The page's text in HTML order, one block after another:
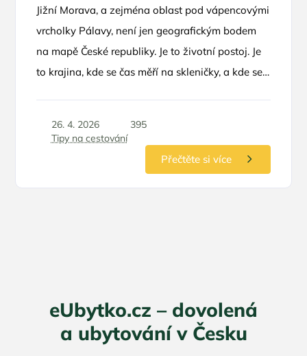
Jižní Morava, a zejména oblast pod vápencovými
vrcholky Pálavy, není jen geografickým bodem
na mapě České republiky. Je to životní postoj. Je
to krajina, kde se čas měří na skleničky, a kde se
koloběhu, není lepší volby než se ubytovat přímo
u zdroje – v penzionech, které jsou přímou
součástí vinných sklípků. Tento zážitek v sobě
26. 4. 2026
395
Tipy na cestování
Přečtěte si více
eUbytko.cz – dovolená
a ubytování v Česku